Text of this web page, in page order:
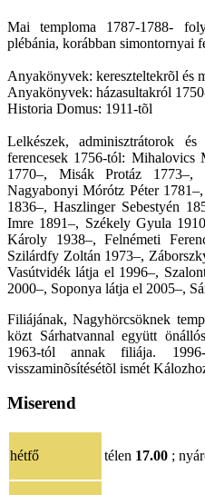
Mai temploma 1787-1788-
plébánia, korábban simontornyai
Anyakönyvek: kereszteltekrõl és
Anyakönyvek: házasultakról
Historia Domus: 1911-tõl
Lelkészek, adminisztrátorok
ferencesek 1756-tól:
1770–, Misák Protáz 1773–,
Nagyabonyi Mórótz Péter
1836–, Haszlinger Sebestyén
Imre 1891–, Székely Gyula
Károly 1938–, Felnémeti
Szilárdfy Zoltán 1973–,
Vasútvidék látja el 1996–,
2000–, Soponya látja el 2005–,
Filiájának, Nagyhörcsöknek
közt Sárhatvannal együtt
1963-tól annak filiája.
visszaminõsítésétõl ismét
Miserend
hétfő télen 17.00 ;